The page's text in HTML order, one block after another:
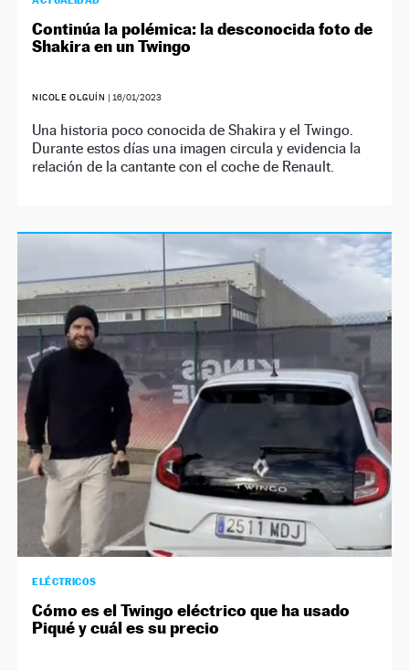
Continúa la polémica: la desconocida foto de
Shakira en un Twingo
NICOLE OLGUÍN | 16/01/2023
Una historia poco conocida de Shakira y el Twingo.
Durante estos días una imagen circula y evidencia la
relación de la cantante con el coche de Renault.
ELÉCTRICOS
Cómo es el Twingo eléctrico que ha usado
Piqué y cuál es su precio